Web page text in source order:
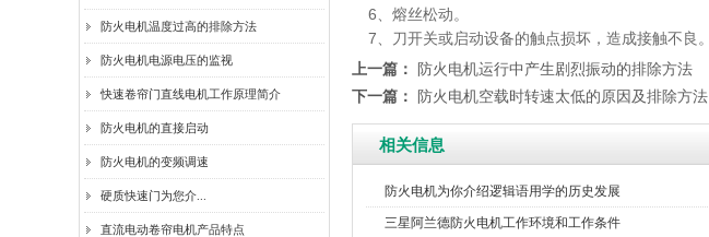
防火电机温度过高的排除方法
防火电机电源电压的监视
快速卷帘门直线电机工作原理简介
防火电机的直接启动
防火电机的变频调速
硬质快速门​为您介...
直流电动卷帘电机产品特点
6、熔丝松动。
7、刀开关或启动设备的触点损坏，造成接触不良。
上一篇：
防火电机运行中产生剧烈振动的排除方法
下一篇：
防火电机空载时转速太低的原因及排除方法
相关信息
防火电机为你介绍逻辑语用学的历史发展
三星阿兰德防火电机工作环境和工作条件